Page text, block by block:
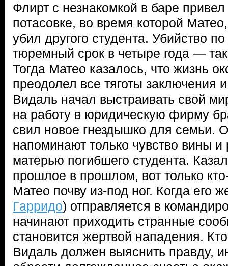
Флирт с незнакомкой в баре
потасовке, во время которой
убил другого студента. Убийство
тюремный срок в четыре года —
Тогда Матео казалось, что жизнь
преодолел все тяготы заключения
Видаль начал выстраивать свой
на работу в юридическую фирму
свил новое гнездышко для семьи.
напоминают только чувство вины и
матерью погибшего студента.
прошлое в прошлом, вот только
Матео почву из-под ног. Когда его
Гарридо) отправляется в
начинают приходить странные
становится жертвой нападения.
Видаль должен выяснить правду,